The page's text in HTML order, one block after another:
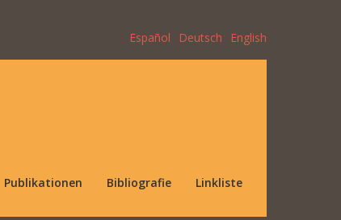
Español Deutsch English
Publikationen Bibliografie Linkliste